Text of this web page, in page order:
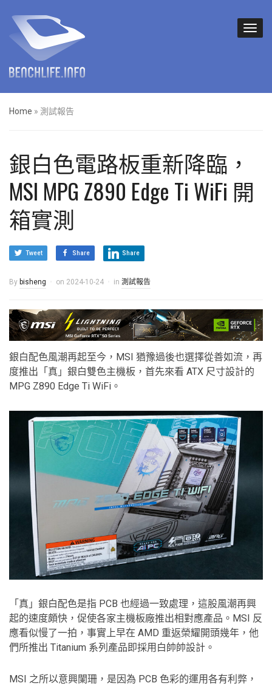
Home » 測試報告
銀白色電路板重新降臨，
MSI MPG Z890 Edge Ti WiFi 開
箱實測
Tweet Share Share
By bisheng on 2024-10-24 in 測試報告
銀白配色風潮再起至今，MSI 猶豫過後也選擇從善如流，再
度推出「真」銀白雙色主機板，首先來看 ATX 尺寸設計的
MPG Z890 Edge Ti WiFi。
「真」銀白配色是指 PCB 也經過一致處理，這股風潮再興
起的速度頗快，促使各家主機板廠推出相對應產品。MSI 反
應看似慢了一拍，事實上早在 AMD 重返榮耀開頭幾年，他
們所推出 Titanium 系列產品即採用白帥帥設計。
MSI 之所以意興闌珊，是因為 PCB 色彩的運用各有利弊，